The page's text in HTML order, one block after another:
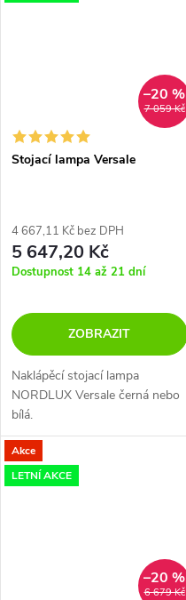
7 059 Kč
–20 %
Stojací lampa Versale
4 667,11 Kč bez DPH
5 647,20 Kč
Dostupnost 14 až 21 dní
ZOBRAZIT
Naklápěcí stojací lampa
NORDLUX Versale černá nebo
bílá.
Akce
LETNÍ AKCE
6 679 Kč
–20 %